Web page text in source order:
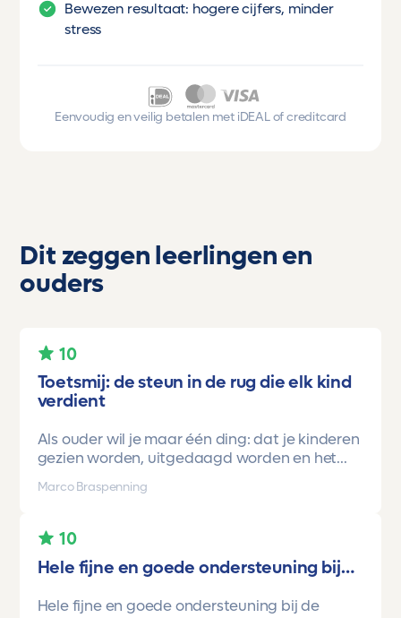
Bewezen resultaat: hogere cijfers, minder
stress
Eenvoudig en veilig betalen met iDEAL of creditcard
Dit zeggen leerlingen en
ouders
10
Toetsmij: de steun in de rug die elk kind
verdient
Als ouder wil je maar één ding: dat je kinderen
gezien worden, uitgedaagd worden en het
zelf soms denken. Voor ons is Toetsmij daarin
kader. Een lieve, slimme meid, maar soms
toetsen van Toetsmij.....helder, betrouwbaar,
Marco Braspenning
10
Hele fijne en goede ondersteuning bij…
Hele fijne en goede ondersteuning bij de